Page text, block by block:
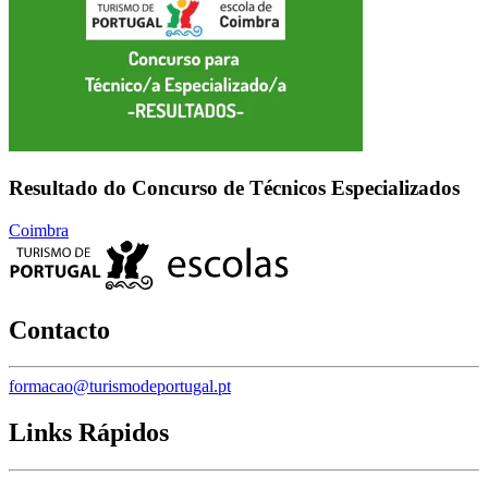
Resultado do Concurso de Técnicos Especializados
Coimbra
Contacto
formacao@turismodeportugal.pt
Links Rápidos